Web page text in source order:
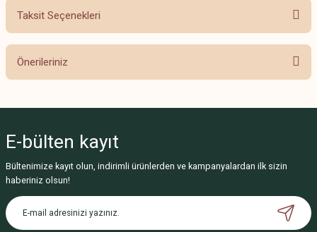
Taksit Seçenekleri
Önerileriniz
Görüş ve önerileriniz için teşekkür ederiz.
Ürün resmi kalitesiz, bozuk veya görüntülenemiyor.
Ürün açıklamasında eksik bilgiler bulunuyor.
Ürün bilgilerinde hatalar bulunuyor.
E-bülten kayıt
Bültenimize kayıt olun, indirimli ürünlerden ve kampanyalardan ilk sizin
haberiniz olsun!